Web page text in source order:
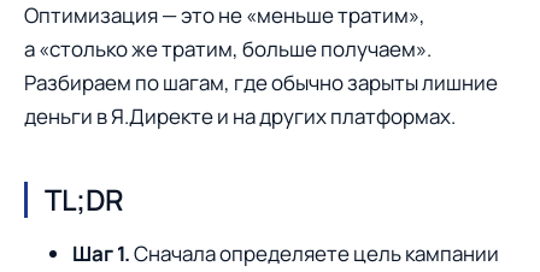
Оптимизация — это не «меньше тратим»,
а «столько же тратим, больше получаем».
Разбираем по шагам, где обычно зарыты лишние
деньги в Я.Директе и на других платформах.
TL;DR
Шаг 1.Сначала определяете цель кампании